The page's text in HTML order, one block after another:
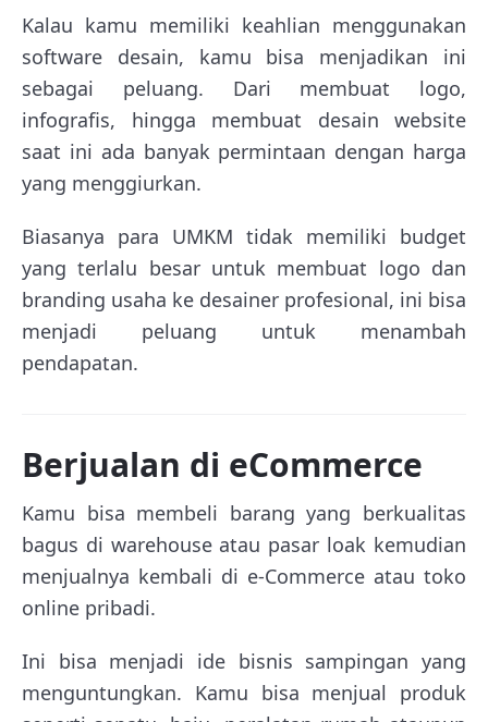
Kalau kamu memiliki keahlian menggunakan
software desain, kamu bisa menjadikan ini
sebagai peluang. Dari membuat logo,
infografis, hingga membuat desain website
saat ini ada banyak permintaan dengan harga
yang menggiurkan.
Biasanya para UMKM tidak memiliki budget
yang terlalu besar untuk membuat logo dan
branding usaha ke desainer profesional, ini bisa
menjadi peluang untuk menambah
pendapatan.
Berjualan di eCommerce
Kamu bisa membeli barang yang berkualitas
bagus di warehouse atau pasar loak kemudian
menjualnya kembali di e-Commerce atau toko
online pribadi.
Ini bisa menjadi ide bisnis sampingan yang
menguntungkan. Kamu bisa menjual produk